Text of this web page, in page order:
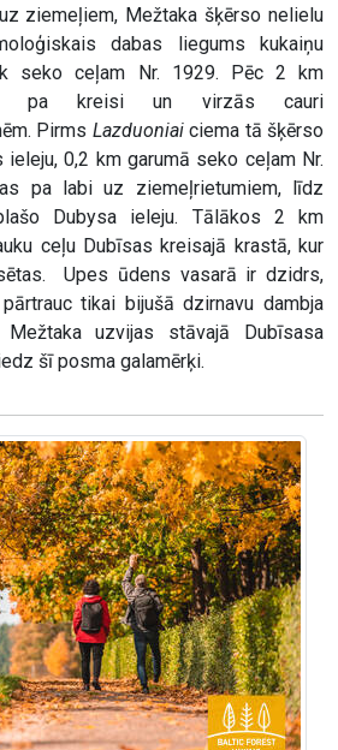
ziemeļiem, Mežtaka šķērso nelielu
dabas liegums kukaiņu
seko ceļam Nr. 1929. Pēc 2 km
pa kreisi un virzās cauri
Pirms Lazduoniaiciema tā šķērso
ieleju, 0,2 km garumā seko ceļam Nr.
pa labi uz ziemeļrietumiem, līdz
Dubysa ieleju. Tālākos 2 km
ceļu Dubīsas kreisajā krastā, kur
Upes ūdens vasarā ir dzidrs,
tikai bijušā dzirnavu dambja
uzvijas stāvajā Dubīsasa
šī posma galamērķi.